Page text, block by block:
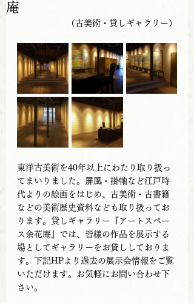
庵
（古美術・貸しギャラリー）
東洋古美術を40年以上にわたり取り扱っ
てまいりました。屏風・掛軸など江戸時
代よりの絵画をはじめ、古美術・古書籍
などの美術歴史資料なども取り扱ってお
ります。貸しギャラリー『アートスペー
ス余花庵』では、皆様の作品を展示する
場としてギャラリーをお貸ししておりま
す。下記HPより過去の展示会情報をご覧
いただけます。お気軽にお問い合わせ下
さい。